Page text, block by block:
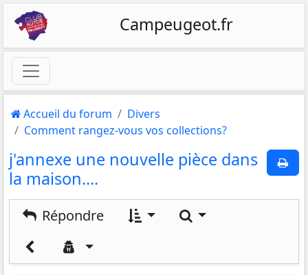
Campeugeot.fr
Accueil du forum
Divers
Comment rangez-vous vos collections?
j'annexe une nouvelle pièce dans
la maison....
Répondre Rechercher